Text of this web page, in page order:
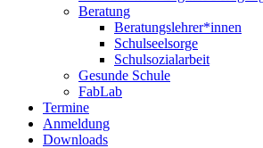
Beratung
Beratungslehrer*innen
Schulseelsorge
Schulsozialarbeit
Gesunde Schule
FabLab
Termine
Anmeldung
Downloads